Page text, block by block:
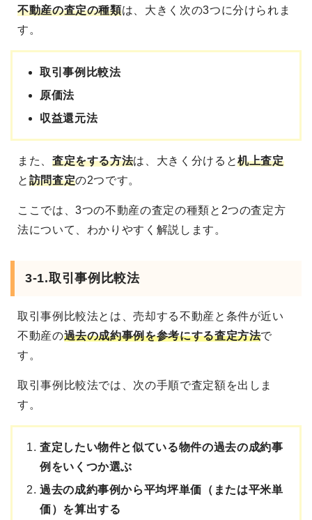
不動産の査定の種類は、大きく次の3つに分けられま
す。
取引事例比較法
原価法
収益還元法
また、 査定をする方法は、大きく分けると机上査定
と 訪問査定の2つです。
ここでは、3つの不動産の査定の種類と2つの査定方
法について、わかりやすく解説します。
3-1.取引事例比較法
取引事例比較法とは、売却する不動産と条件が近い
不動産の過去の成約事例を参考にする査定方法で
す。
取引事例比較法では、次の手順で査定額を出しま
す。
査定したい物件と似ている物件の過去の成約事
例をいくつか選ぶ
過去の成約事例から平均坪単価（または平米単
価）を算出する